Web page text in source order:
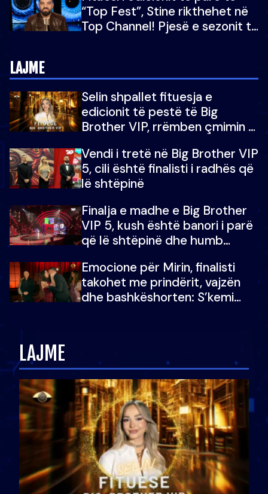
“Top Fest”, Stine rikthehet në
Top Channel! Pjesë e sezonit të
LAJME
Selin shpallet fituesja e
edicionit të pestë të Big
Brother VIP, rrëmben çmimin e
Vendi i tretë në Big Brother VIP
5, cili është finalisti i radhës që
lë shtëpinë
Finalja e madhe e Big Brother
VIP 5, kush është banori i parë
që lë shtëpinë dhe humb
çmimin e madh
Emocione për Mirin, finalisti
takohet me prindërit, vajzën
dhe bashkëshorten: S’kemi
LAJME